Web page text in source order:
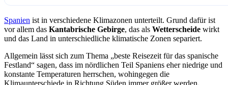
Spanien ist in verschiedene Klimazonen unterteilt. Grund dafür ist
vor allem das Kantabrische Gebirge, das als Wetterscheide wirkt
und das Land in unterschiedliche klimatische Zonen separiert.
Allgemein lässt sich zum Thema „beste Reisezeit für das spanische
Festland“ sagen, dass im nördlichen Teil Spaniens eher niedrige und
konstante Temperaturen herrschen, wohingegen die
Klimaunterschiede in Richtung Süden immer größer werden.